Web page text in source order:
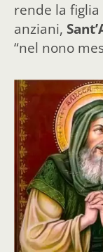
rende la
anziani,
“nel nono